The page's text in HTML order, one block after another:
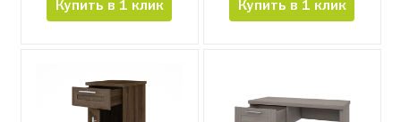
Купить в 1 клик Купить в 1 клик